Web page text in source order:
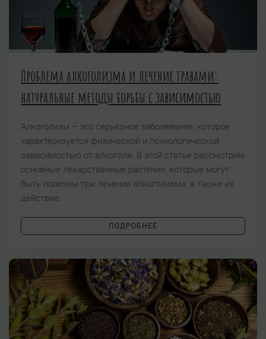
Проблема алкоголизма и лечение травами:
натуральные методы борьбы с зависимостью
Алкоголизм – это серьёзное заболевание, которое
характеризуется физической и психологической
зависимостью от алкоголя. В этой статье рассмотрим
основные лекарственные растения, которые могут
быть полезны при лечении алкоголизма, а также их
действие.
ПОДРОБНЕЕ